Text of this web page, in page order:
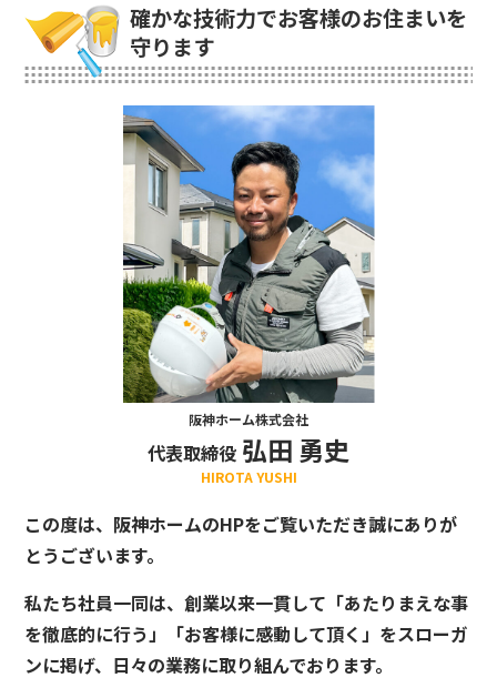
確かな技術力でお客様のお住まいを
守ります
阪神ホーム株式会社
代表取締役 弘田 勇史
HIROTA YUSHI
この度は、阪神ホームのHPをご覧いただき誠にありが
とうございます。
私たち社員一同は、創業以来一貫して「あたりまえな事
を徹底的に行う」「お客様に感動して頂く」をスローガ
ンに掲げ、日々の業務に取り組んでおります。